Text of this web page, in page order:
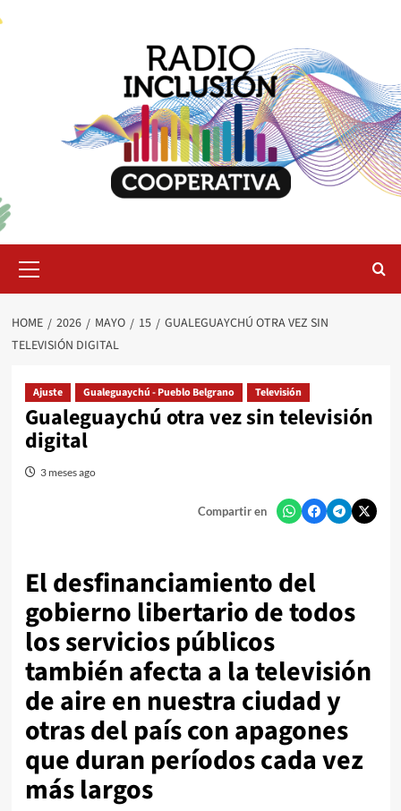
Menu
HOME 2026 MAYO 15
GUALEGUAYCHÚ OTRA VEZ SIN
TELEVISIÓN DIGITAL
Ajuste Gualeguaychú - Pueblo Belgrano Televisión
Gualeguaychú otra vez sin televisión
digital
3 meses ago
Compartir en
El desfinanciamiento del
gobierno libertario de todos
los servicios públicos
también afecta a la televisión
de aire en nuestra ciudad y
otras del país con apagones
que duran períodos cada vez
más largos